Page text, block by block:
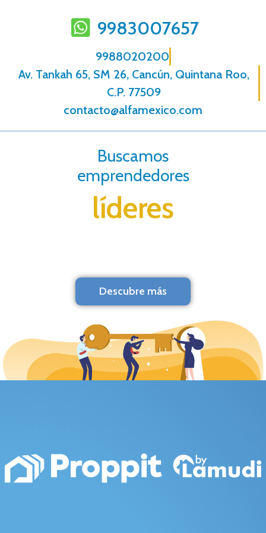
9983007657
9988020200
Av. Tankah 65, SM 26, Cancún, Quintana Roo,
C.P. 77509
contacto@alfamexico.com
Buscamos
emprendedores
líderes
Descubre más